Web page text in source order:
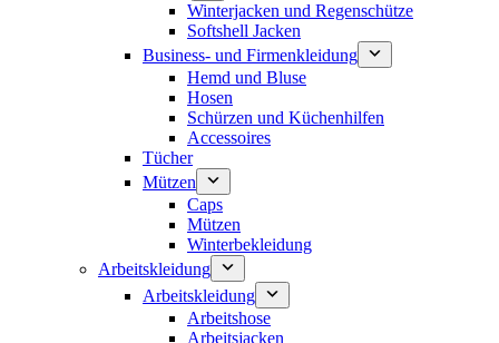
Winterjacken und Regenschütze
Softshell Jacken
Business- und Firmenkleidung
Hemd und Bluse
Hosen
Schürzen und Küchenhilfen
Accessoires
Tücher
Mützen
Caps
Mützen
Winterbekleidung
Arbeitskleidung
Arbeitskleidung
Arbeitshose
Arbeitsjacken